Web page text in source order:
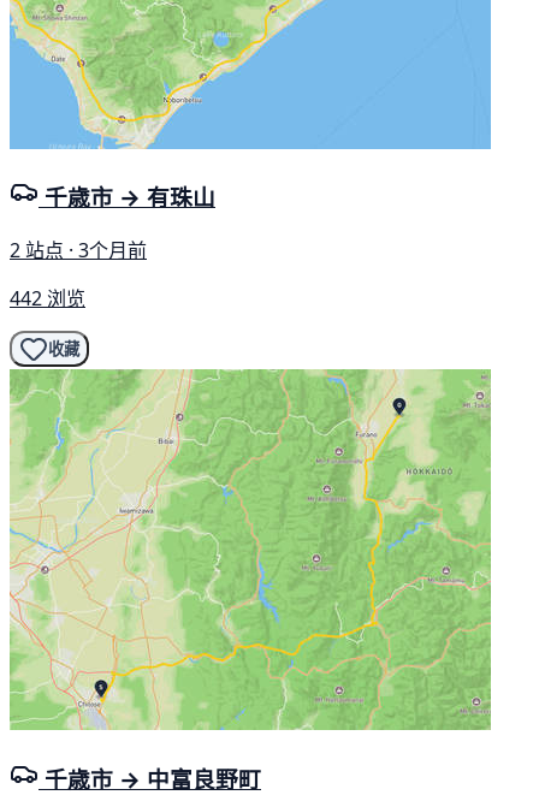
千歳市 → 有珠山
2 站点 · 3个月前
442 浏览
收藏
千歳市 → 中富良野町